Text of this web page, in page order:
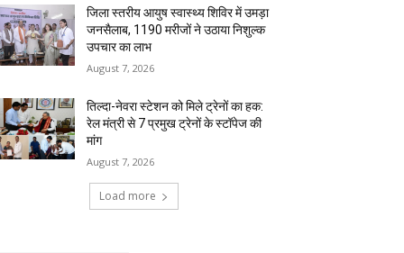
जिला स्तरीय आयुष स्वास्थ्य शिविर में उमड़ा
जनसैलाब, 1190 मरीजों ने उठाया निशुल्क
उपचार का लाभ
August 7, 2026
तिल्दा-नेवरा स्टेशन को मिले ट्रेनों का हक:
रेल मंत्री से 7 प्रमुख ट्रेनों के स्टॉपेज की
मांग
August 7, 2026
Load more